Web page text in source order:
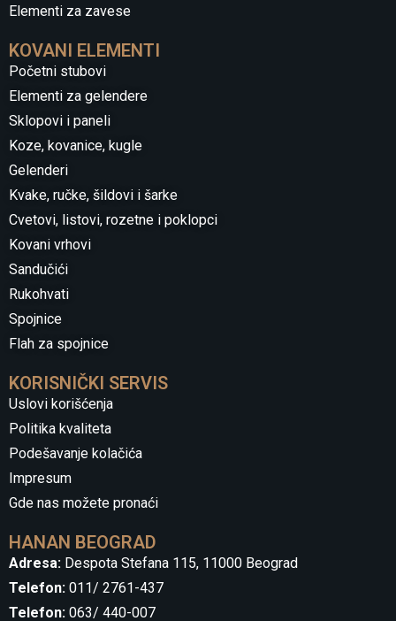
Elementi za zavese
KOVANI ELEMENTI
Početni stubovi
Elementi za gelendere
Sklopovi i paneli
Koze, kovanice, kugle
Gelenderi
Kvake, ručke, šildovi i šarke
Cvetovi, listovi, rozetne i poklopci
Kovani vrhovi
Sandučići
Rukohvati
Spojnice
Flah za spojnice
KORISNIČKI SERVIS
Uslovi korišćenja
Politika kvaliteta
Podešavanje kolačića
Impresum
Gde nas možete pronaći
HANAN BEOGRAD
Adresa: Despota Stefana 115, 11000 Beograd
Telefon: 011/ 2761-437
Telefon: 063/ 440-007